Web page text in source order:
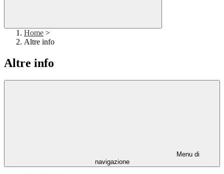
Home >
Altre info
Altre info
Menu di
navigazione